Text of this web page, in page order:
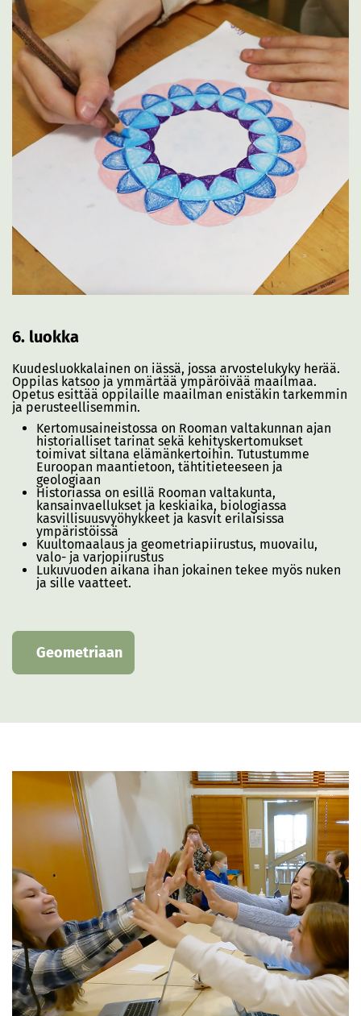
6. luokka
Kuudesluokkalainen on iässä, jossa arvostelukyky herää.
Oppilas katsoo ja ymmärtää ympäröivää maailmaa.
Opetus esittää oppilaille maailman enistäkin tarkemmin
ja perusteellisemmin.
Kertomusaineistossa on Rooman valtakunnan ajan
historialliset tarinat sekä kehityskertomukset
toimivat siltana elämänkertoihin. Tutustumme
Euroopan maantietoon, tähtitieteeseen ja
geologiaan
Historiassa on esillä Rooman valtakunta,
kansainvaellukset ja keskiaika, biologiassa
kasvillisuusvyöhykkeet ja kasvit erilaisissa
ympäristöissä
Kuultomaalaus ja geometriapiirustus, muovailu,
valo- ja varjopiirustus
Lukuvuoden aikana ihan jokainen tekee myös nuken
ja sille vaatteet.
Geometriaan